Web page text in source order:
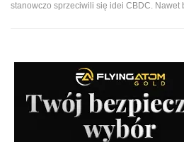
stanowczo sprzeciwili się idei CBDC.